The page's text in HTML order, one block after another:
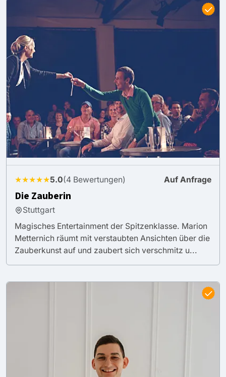
★★★★★5.0(4 Bewertungen) Auf Anfrage
Die Zauberin
Stuttgart
Magisches Entertainment der Spitzenklasse. Marion
Metternich räumt mit verstaubten Ansichten über die
Zauberkunst auf und zaubert sich verschmitz u...